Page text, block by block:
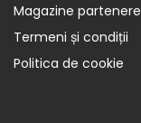
Magazine partenere
Termeni și condiții
Politica de cookie